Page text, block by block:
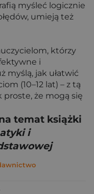
myśleć logicznie
umieją też
którzy
i
myślą, jak ułatwić
(10–12 lat) – z tą
że mogą się
temat książki
i